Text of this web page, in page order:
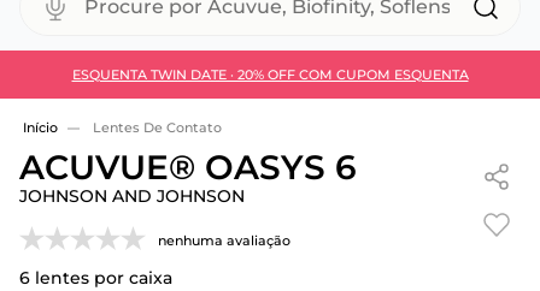
ESQUENTA TWIN DATE · 20% OFF COM CUPOM ESQUENTA
Use 30HOJE e ganhe 30% OFF + economia extra no
Lentes De Contato
ACUVUE® OASYS 6
JOHNSON AND JOHNSON
nenhuma avaliação
6 lentes por caixa